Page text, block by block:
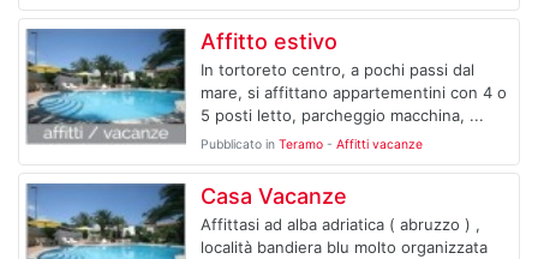
Affitto estivo
In tortoreto centro, a pochi passi dal
mare, si affittano appartementini con 4 o
5 posti letto, parcheggio macchina, ...
Pubblicato in Teramo- Affitti vacanze
Casa Vacanze
Affittasi ad alba adriatica ( abruzzo ) ,
località bandiera blu molto organizzata